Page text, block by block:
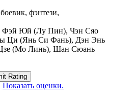
фэнтези,
Фэй Юй (Лу Пин), Чэн Сяо
Ци (Янь Си Фань), Дэн Энь
(Мо Линь), Шан Сюань
Rating
Показать оценки.